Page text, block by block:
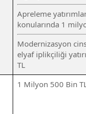
Apreleme
konularında 1
Modernizasyon
elyaf iplikçiliği
TL
1 Milyon 500 Bin